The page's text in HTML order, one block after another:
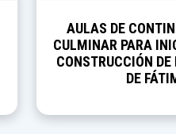
AULAS DE
CULMINAR PARA
CONSTRUCCIÓN
DE